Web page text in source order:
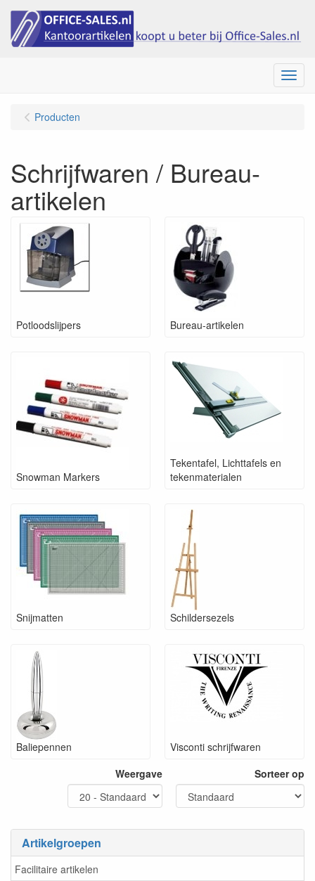
Menu
Artikelgroepen
Facilitaire artikelen
Producten
Schrijfwaren / Bureau-
artikelen
Potloodslijpers Bureau-artikelen
Snowman Markers
Tekentafel, Lichttafels en
tekenmaterialen
Snijmatten Schildersezels
Baliepennen
Visconti schrijfwaren
Weergave
Sorteer op